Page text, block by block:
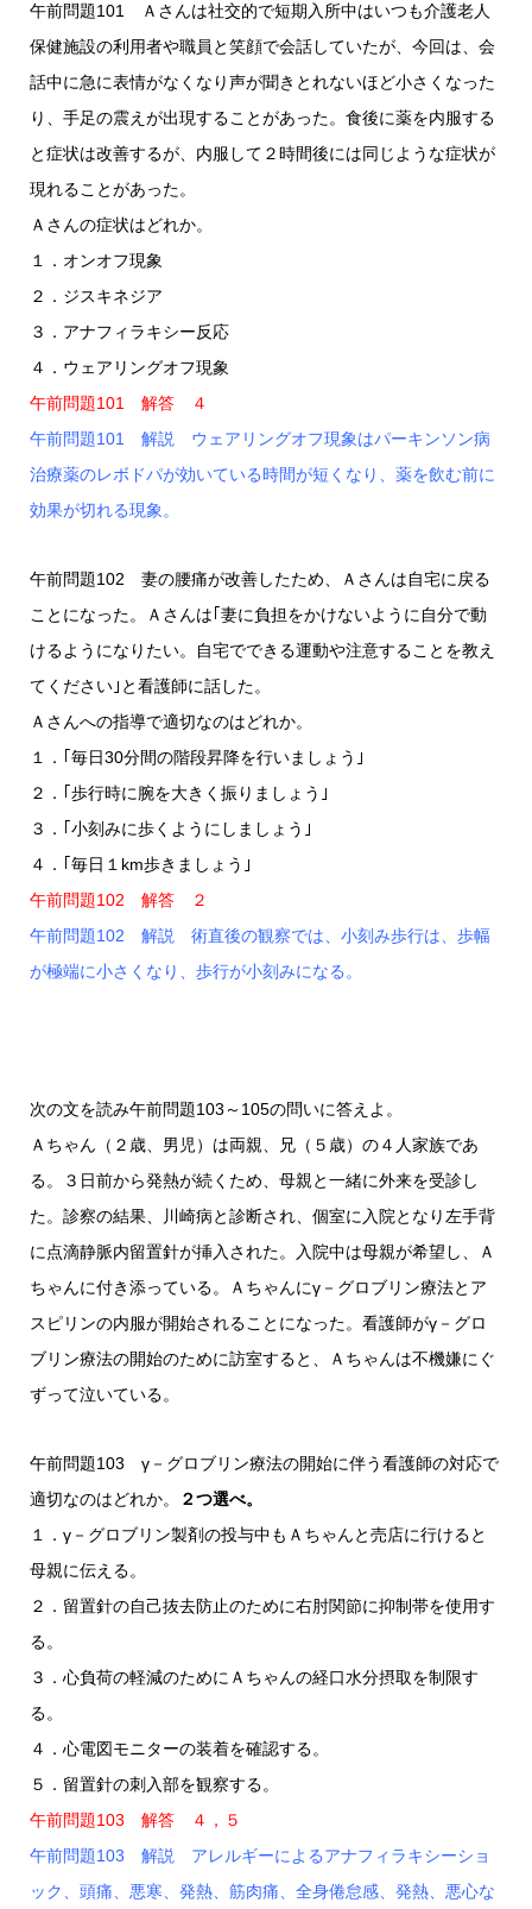
午前問題101 Ａさんは社交的で短期入所中はいつも介護老人
保健施設の利用者や職員と笑顔で会話していたが、今回は、会
話中に急に表情がなくなり声が聞きとれないほど小さくなった
り、手足の震えが出現することがあった。食後に薬を内服する
と症状は改善するが、内服して２時間後には同じような症状が
現れることがあった。
Ａさんの症状はどれか。
１．オンオフ現象
２．ジスキネジア
３．アナフィラキシー反応
４．ウェアリングオフ現象
午前問題101 解答 ４
午前問題101 解説 ウェアリングオフ現象はパーキンソン病
治療薬のレボドパが効いている時間が短くなり、薬を飲む前に
効果が切れる現象。
午前問題102 妻の腰痛が改善したため、Ａさんは自宅に戻る
ことになった。Ａさんは｢妻に負担をかけないように自分で動
けるようになりたい。自宅でできる運動や注意することを教え
てください｣と看護師に話した。
Ａさんへの指導で適切なのはどれか。
１．｢毎日30分間の階段昇降を行いましょう｣
２．｢歩行時に腕を大きく振りましょう｣
３．｢小刻みに歩くようにしましょう｣
４．｢毎日１km歩きましょう｣
午前問題102 解答 ２
午前問題102 解説 術直後の観察では、小刻み歩行は、歩幅
が極端に小さくなり、歩行が小刻みになる。
次の文を読み午前問題103～105の問いに答えよ。
Ａちゃん（２歳、男児）は両親、兄（５歳）の４人家族であ
る。３日前から発熱が続くため、母親と一緒に外来を受診し
た。診察の結果、川崎病と診断され、個室に入院となり左手背
に点滴静脈内留置針が挿入された。入院中は母親が希望し、Ａ
ちゃんに付き添っている。Ａちゃんにγ－グロブリン療法とア
スピリンの内服が開始されることになった。看護師がγ－グロ
ブリン療法の開始のために訪室すると、Ａちゃんは不機嫌にぐ
ずって泣いている。
午前問題103 γ－グロブリン療法の開始に伴う看護師の対応で
適切なのはどれか。
２つ選べ。
１．γ－グロブリン製剤の投与中もＡちゃんと売店に行けると
母親に伝える。
２．留置針の自己抜去防止のために右肘関節に抑制帯を使用す
る。
３．心負荷の軽減のためにＡちゃんの経口水分摂取を制限す
る。
４．心電図モニターの装着を確認する。
５．留置針の刺入部を観察する。
午前問題103 解答 ４，５
午前問題103 解説 アレルギーによるアナフィラキシーショ
ック、頭痛、悪寒、発熱、筋肉痛、全身倦怠感、発熱、悪心な